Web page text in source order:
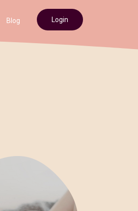
Blog Login